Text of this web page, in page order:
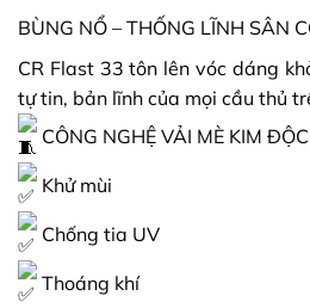
BÙNG NỔ – THỐNG LĨNH SÂN
CR Flast 33 tôn lên vóc dáng
tự tin, bản lĩnh của mọi cầu thủ
CÔNG NGHỆ VẢI MÈ KIM
Khử mùi
Chống tia UV
Thoáng khí